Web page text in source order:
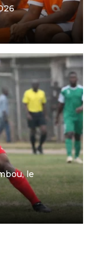
le